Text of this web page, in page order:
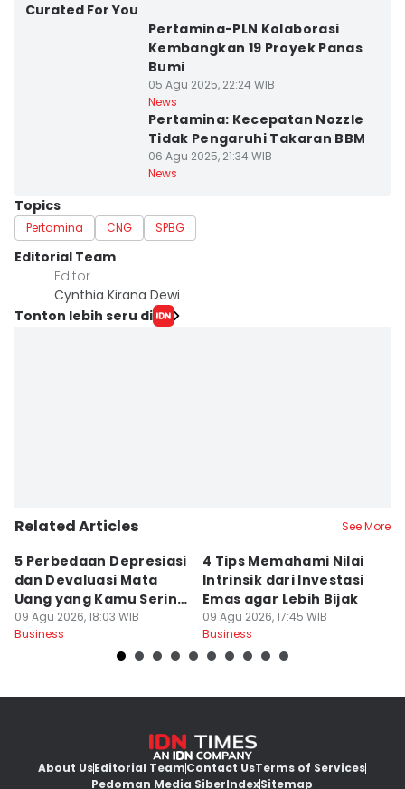
Curated For You
Pertamina-PLN Kolaborasi
Kembangkan 19 Proyek Panas
Bumi
05 Agu 2025, 22:24 WIB
News
Pertamina: Kecepatan Nozzle
Tidak Pengaruhi Takaran BBM
06 Agu 2025, 21:34 WIB
News
Topics
Pertamina CNG SPBG
Editorial Team
Editor
Cynthia Kirana Dewi
Tonton lebih seru di
Related Articles See More
5 Perbedaan Depresiasi
dan Devaluasi Mata
Uang yang Kamu Sering
Keliru
09 Agu 2026, 18:03 WIB
Business
4 Tips Memahami Nilai
Intrinsik dari Investasi
Emas agar Lebih Bijak
09 Agu 2026, 17:45 WIB
Business
About UsEditorial TeamContact UsTerms of Services
Pedoman Media SiberIndexSitemap